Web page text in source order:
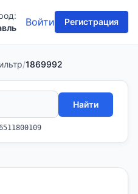
Войти Регистрация
/1869992
Найти